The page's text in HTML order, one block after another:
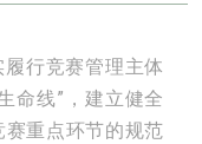
行竞赛管理主体
命线”，建立健全
重点环节的规范